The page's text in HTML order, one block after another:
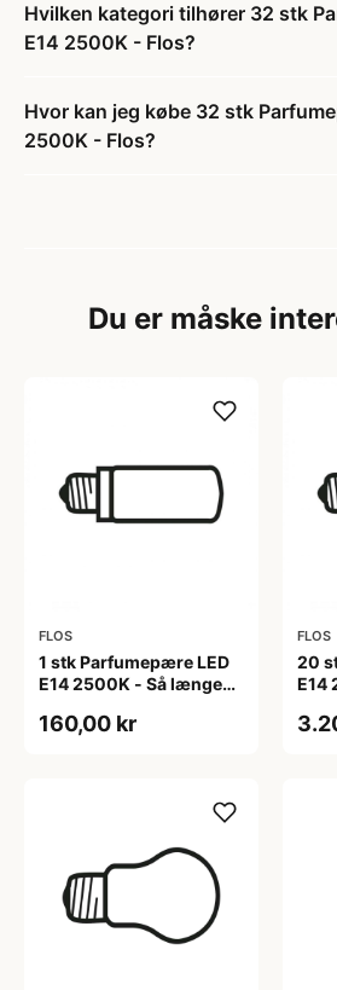
Hvilken kategori tilhører 32 stk
E14 2500K - Flos?
Hvor kan jeg købe 32 stk
2500K - Flos?
Du er måske
FLOS
1 stk Parfumepære LED
E14 2500K - Så længe
160,00 kr
FLOS
20
E14